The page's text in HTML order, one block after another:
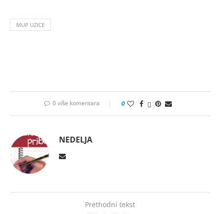
MUP UZICE
0 više komentara 0
NEDELJA
Prethodni tekst